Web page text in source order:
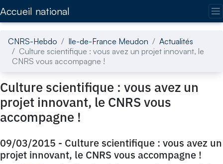
Accueil national
CNRS-Hebdo Ile-de-France Meudon
Actualités
Culture scientifique : vous avez un projet innovant, le
CNRS vous accompagne !
Culture scientifique : vous avez un
projet innovant, le CNRS vous
accompagne !
09/03/2015 - Culture scientifique : vous avez un
projet innovant, le CNRS vous accompagne !